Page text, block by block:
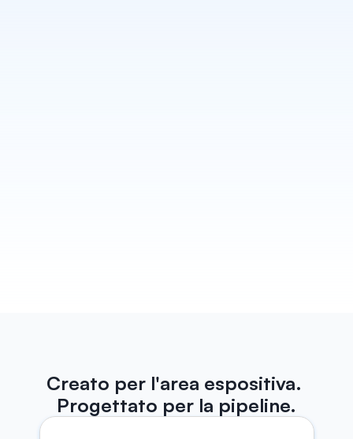
Creato per l'area espositiva.
Progettato per la pipeline.